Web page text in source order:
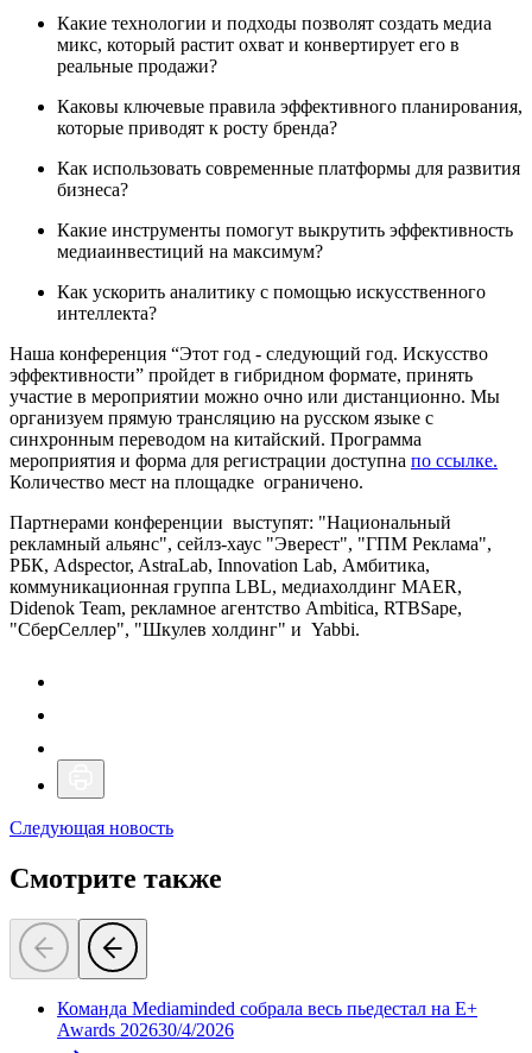
Какие технологии и подходы позволят создать медиа
микс, который растит охват и конвертирует его в
реальные продажи?
Каковы ключевые правила эффективного планирования,
которые приводят к росту бренда?
Как использовать современные платформы для развития
бизнеса?
Какие инструменты помогут выкрутить эффективность
медиаинвестиций на максимум?
Как ускорить аналитику с помощью искусственного
интеллекта?
Наша конференция “Этот год - следующий год. Искусство
эффективности” пройдет в гибридном формате, принять
участие в мероприятии можно очно или дистанционно. Мы
организуем прямую трансляцию на русском языке с
синхронным переводом на китайский. Программа
мероприятия и форма для регистрации доступна по ссылке.
Количество мест на площадке ограничено.
Партнерами конференции выступят: "Национальный
рекламный альянс", сейлз-хаус "Эверест", "ГПМ Реклама",
РБК, Adspector, AstraLab, Innovation Lab, Амбитика,
коммуникационная группа LBL, медиахолдинг MAER,
Didenok Team, рекламное агентство Ambitica, RTBSape,
"СберСеллер", "Шкулев холдинг" и Yabbi.
Следующая новость
Смотрите также
Команда Mediaminded собрала весь пьедестал на E+
Awards 202630/4/2026